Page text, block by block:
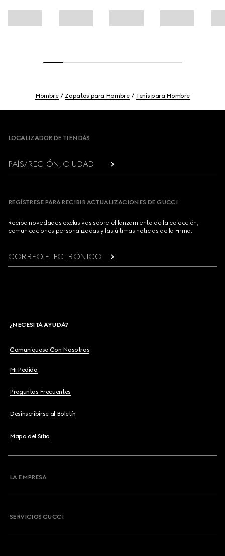
Hombre Zapatos para Hombre Tenis para Hombre
LOCALIZADOR DE TIENDAS
PAÍS/REGIÓN, CIUDAD
REGÍSTRESE PARA RECIBIR ACTUALIZACIONES DE GUCCI
Reciba novedades exclusivas sobre el lanzamiento de la colección,
comunicaciones personalizadas y las últimas noticias de la Firma.
CORREO ELECTRÓNICO
¿NECESITA AYUDA?
Comuníquese Con Nosotros
Mi Pedido
Preguntas Frecuentes
Desinscribirse al Boletín
Mapa del Sitio
LA EMPRESA
SERVICIOS GUCCI